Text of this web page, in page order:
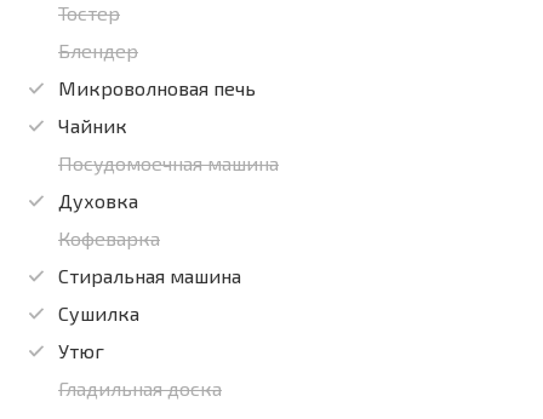
Тостер
Блендер
Микроволновая печь
Чайник
Посудомоечная машина
Духовка
Кофеварка
Стиральная машина
Сушилка
Утюг
Гладильная доска